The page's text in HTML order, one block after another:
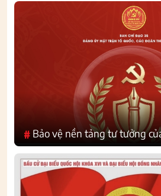
# Bảo vệ nền tảng tư tưởng